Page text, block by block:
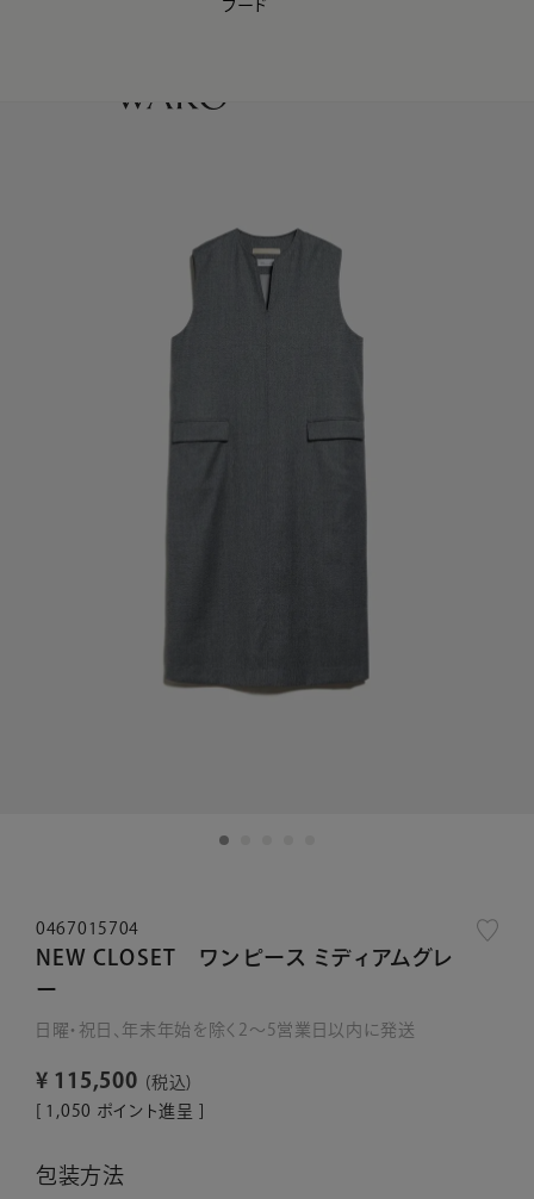
【会員様限定】夏のプレゼントキャンペーン開催中
フード
0467015704
NEW CLOSET ワンピース ミディアムグレ
ー
日曜・祝日、年末年始を除く2～5営業日以内に発送
¥ 115,500
税込
1,050 ポイント進呈 ]
包装方法